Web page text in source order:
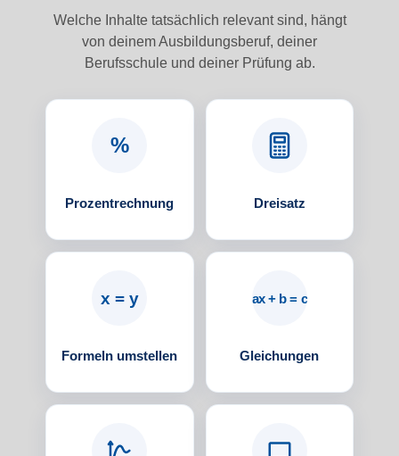
Welche Inhalte tatsächlich relevant sind, hängt
von deinem Ausbildungsberuf, deiner
Berufsschule und deiner Prüfung ab.
%
Prozentrechnung Dreisatz
x = y
Formeln umstellen
ax + b = c
Gleichungen